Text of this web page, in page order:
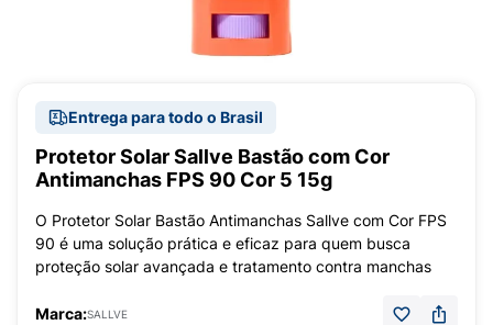
Entrega para todo o Brasil
Protetor Solar Sallve Bastão com Cor
Antimanchas FPS 90 Cor 5 15g
O Protetor Solar Bastão Antimanchas Sallve com Cor FPS
90 é uma solução prática e eficaz para quem busca
proteção solar avançada e tratamento contra manchas
Marca:SALLVE